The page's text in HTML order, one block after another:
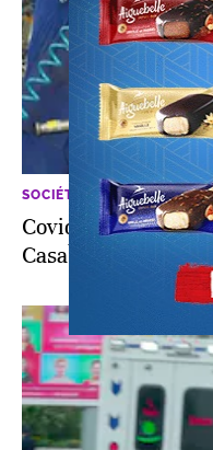
SOCIÉTÉ
Covid-19: 32 cas
Casablanca